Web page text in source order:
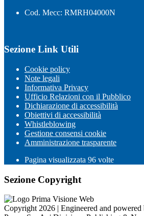
Cod. Mecc: RMRH04000N
Sezione Link Utili
Cookie policy
Note legali
Informativa Privacy
Ufficio Relazioni con il Pubblico
Dichiarazione di accessibilità
Obiettivi di accessibilità
Whistleblowing
Gestione consensi cookie
Amministrazione trasparente
Pagina visualizzata 96 volte
Sezione Copyright
Copyright 2026 | Engineered and